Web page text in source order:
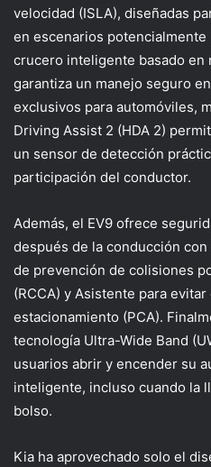
velocidad (ISLA), diseñadas
en escenarios
crucero inteligente basado en
garantiza un manejo seguro
exclusivos para automóviles,
Driving Assist 2 (HDA 2)
un sensor de detección
participación del conductor.
Además, el EV9 ofrece
después de la conducción
de prevención de colisiones
(RCCA) y Asistente para
estacionamiento (PCA).
tecnología Ultra-Wide Band
usuarios abrir y encender su
inteligente, incluso cuando la
bolso.
Kia ha aprovechado solo el